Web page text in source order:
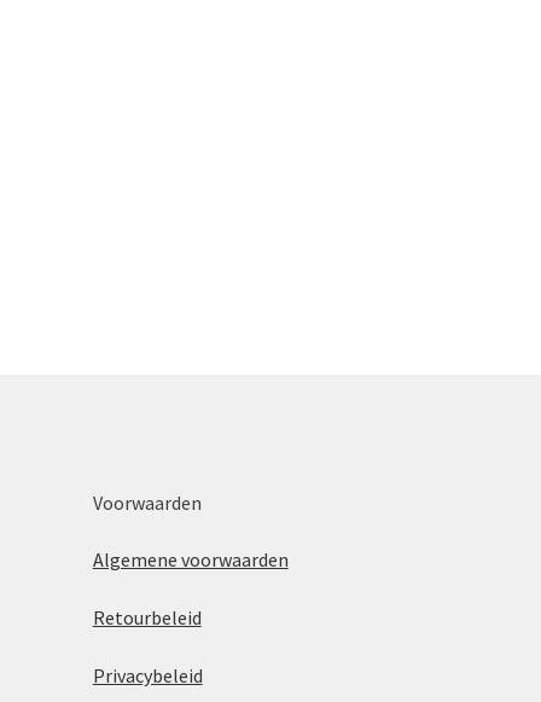
Voorwaarden
Algemene voorwaarden
Retourbeleid
Privacybeleid